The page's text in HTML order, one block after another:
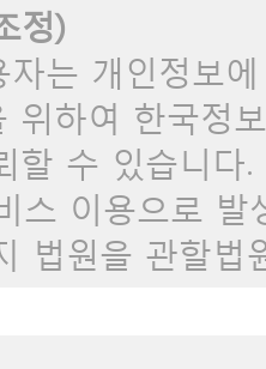
정)
자는 개인정보
위하여 한국정
할 수 있습니다.
스 이용으로
법원을 관할법